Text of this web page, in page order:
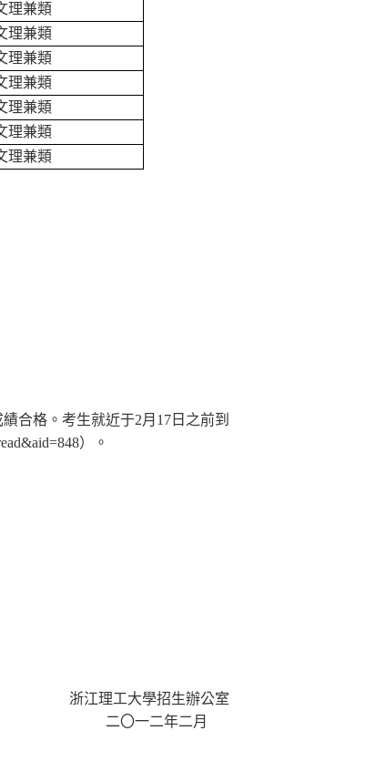
理兼類
理兼類
理兼類
理兼類
理兼類
理兼類
理兼類
合格。 考生就近于2月 17 日之前到
）。
浙江理工大學招生辦公室
二〇一二年二月